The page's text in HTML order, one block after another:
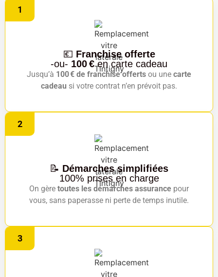
1
💶 Franchise offerte
-ou- 100 €en carte cadeau
Jusqu’à 100 € de franchise offerts ou une carte
cadeau si votre contrat n’en prévoit pas.
2
📝 Démarches simplifiées
100% prises en charge
On gère toutes les démarches assurance pour
vous, sans paperasse ni perte de temps inutile.
3